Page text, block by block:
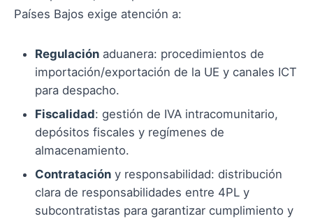
Países Bajos exige atención a:
Regulación aduanera: procedimientos de
importación/exportación de la UE y canales ICT
para despacho.
Fiscalidad: gestión de IVA intracomunitario,
depósitos fiscales y regímenes de
almacenamiento.
Contratación y responsabilidad: distribución
clara de responsabilidades entre 4PL y
subcontratistas para garantizar cumplimiento y